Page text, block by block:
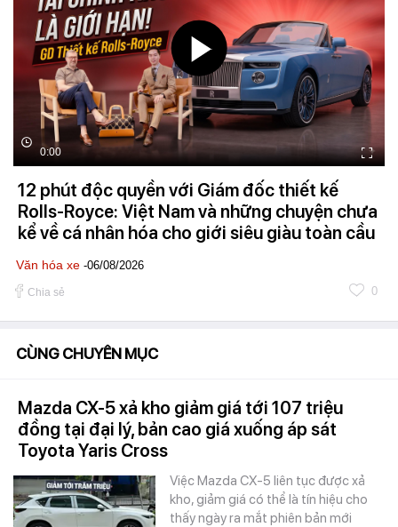
0:00
12 phút độc quyền với Giám đốc thiết kế
Rolls-Royce: Việt Nam và những chuyện chưa
kể về cá nhân hóa cho giới siêu giàu toàn cầu
Văn hóa xe -06/08/2026
Chia sẻ 0
CÙNG CHUYÊN MỤC
Mazda CX-5 xả kho giảm giá tới 107 triệu
đồng tại đại lý, bản cao giá xuống áp sát
Toyota Yaris Cross
Việc Mazda CX-5 liên tục được xả
kho, giảm giá có thể là tín hiệu cho
thấy ngày ra mắt phiên bản mới